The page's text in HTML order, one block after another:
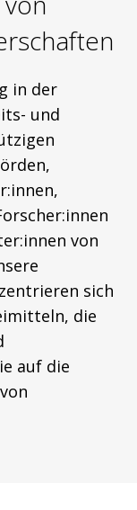
in der
und
von
sich
die
auf die